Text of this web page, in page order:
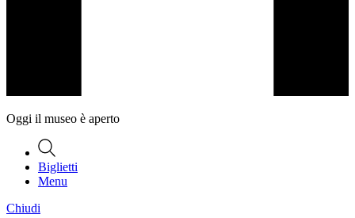
Oggi il museo è aperto
Biglietti
Menu
Chiudi